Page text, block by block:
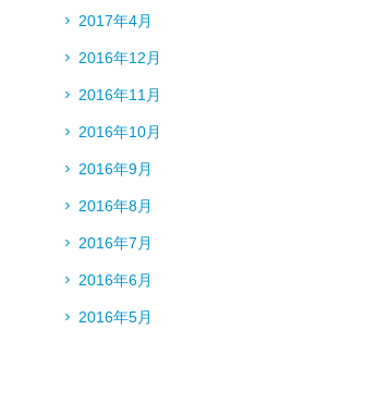
2017年4月
2016年12月
2016年11月
2016年10月
2016年9月
2016年8月
2016年7月
2016年6月
2016年5月